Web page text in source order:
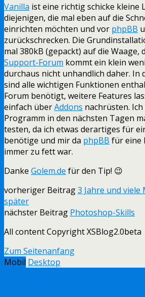
Vanilla ist eine richtig schicke kleine
diejenigen, die mal eben auf die
einrichten möchten und vor phpBB
zurückschrecken. Die
mal 380kB (gepackt) auf die Waage,
Support-Forum kommt ein klein
durchaus nicht unhandlich daher. In
sind alle wichtigen Funktionen
Forum benötigt, weitere Features
einfach überAddons nachrüsten. Ich
Programm in den nächsten Tagen
testen, da ich etwas derartiges für
benötige und mir da phpBB für eine
immer zu fett war.
Danke Golem.de für den Tip! 😉
vorheriger Beitrag3 Jahre und viele
später
nächster Beitrag Photoshop-Skills
All content Copyright XSBlog2.0beta
Zum Seitenanfang
Mobil Desktop